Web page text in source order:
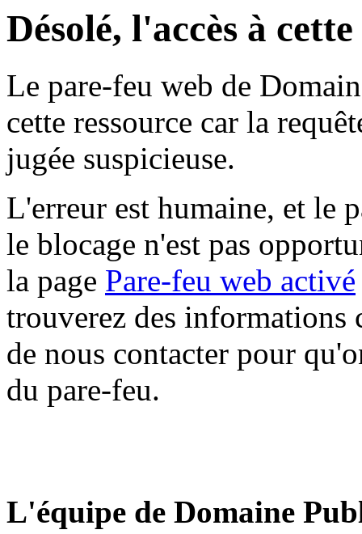
Désolé, l'accès à
Le pare-feu web de
cette ressource car la
jugée suspicieuse.
L'erreur est humaine, et le
le blocage n'est pas
la page Pare-feu web activé
trouverez des informations
de nous contacter pour
du pare-feu.
L'équipe de Domaine